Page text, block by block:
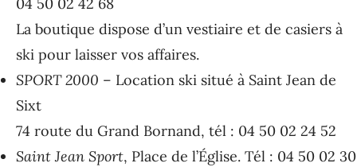
04 50 02 42 68
La boutique dispose d’un vestiaire et de casiers à
ski pour laisser vos affaires.
SPORT 2000 – Location ski situé à Saint Jean de
Sixt
74 route du Grand Bornand, tél : 04 50 02 24 52
Saint Jean Sport, Place de l’Église. Tél : 04 50 02 30